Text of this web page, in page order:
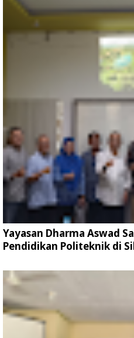
Yayasan Dharma Aswad
Pendidikan Politeknik di